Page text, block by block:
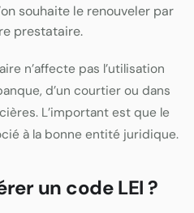
souhaite le renouveler par
prestataire.
n’affecte pas l’utilisation
d’un courtier ou dans
L’important est que le
à la bonne entité juridique.
un code LEI ?